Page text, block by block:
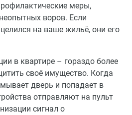
меры,
воров. Если
на ваше жильё, они его
в квартире – гораздо более
своё имущество. Когда
дверь и попадает в
отправляют на пульт
сигнал о